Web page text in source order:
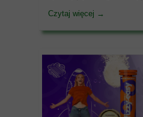
Czytaj więcej →